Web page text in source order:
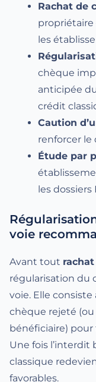
Rachat de
les
chèque
anticipée
crédit
Caution
renforcer le
Étude par
les
voie
Avant tout
régularisation du
voie. Elle
chèque rejeté
bénéficiaire) pour
Une fois l’interdit
classique
favorables.